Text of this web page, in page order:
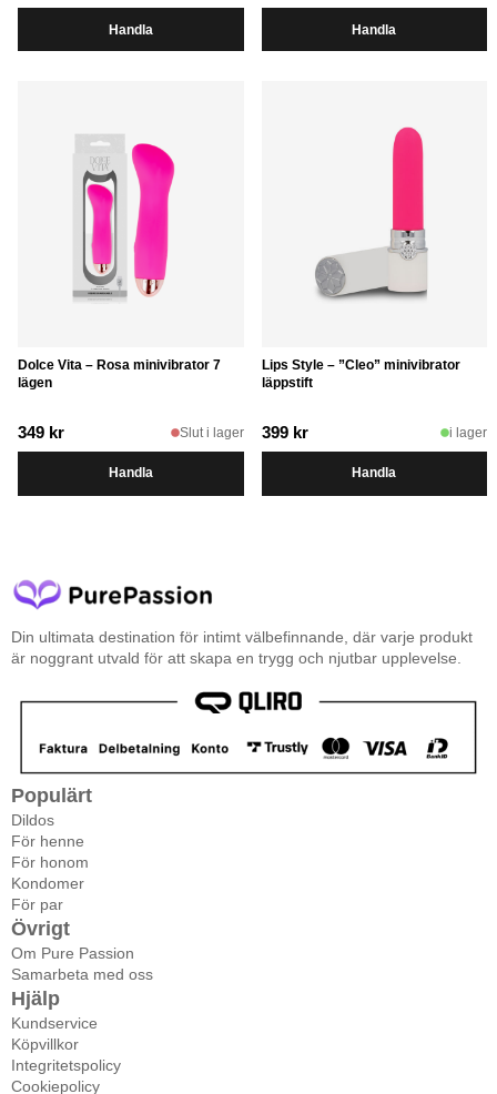
Handla Handla
Dolce Vita – Rosa minivibrator 7
lägen
349 kr Slut i lager
Handla
Lips Style – ”Cleo” minivibrator
läppstift
399 kr i lager
Handla
Din ultimata destination för intimt välbefinnande, där varje produkt
är noggrant utvald för att skapa en trygg och njutbar upplevelse.
Populärt
Dildos
För henne
För honom
Kondomer
För par
Övrigt
Om Pure Passion
Samarbeta med oss
Hjälp
Kundservice
Köpvillkor
Integritetspolicy
Cookiepolicy